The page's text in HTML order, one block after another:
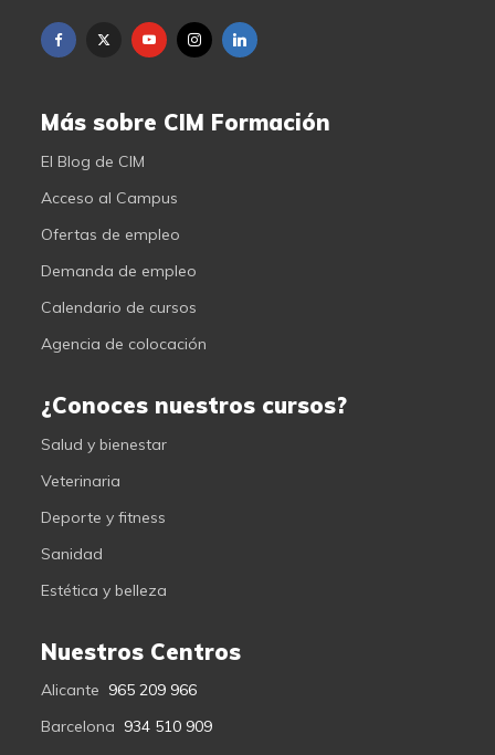
Más sobre CIM Formación
El Blog de CIM
Acceso al Campus
Ofertas de empleo
Demanda de empleo
Calendario de cursos
Agencia de colocación
¿Conoces nuestros cursos?
Salud y bienestar
Veterinaria
Deporte y fitness
Sanidad
Estética y belleza
Nuestros Centros
Alicante 965 209 966
Barcelona 934 510 909